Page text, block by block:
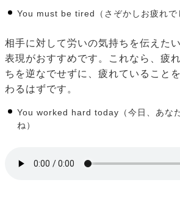
You must be tired（さぞかしお疲れで
相手に対して労いの気持ちを伝えた
表現がおすすめです。これなら、疲
ちを逆なでせずに、疲れていること
わるはずです。
You worked hard today（今日、あな
ね）